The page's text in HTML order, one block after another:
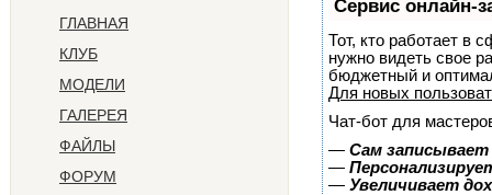
ГЛАВНАЯ
КЛУБ
МОДЕЛИ
ГАЛЕРЕЯ
ФАЙЛЫ
ФОРУМ
Сервис онлайн-
Тот, кто работает в
нужно видеть свое
бюджетный и
Для новых
Чат-бот для
— Сам
—
— Увеличивает